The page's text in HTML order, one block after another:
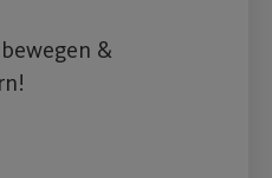
&